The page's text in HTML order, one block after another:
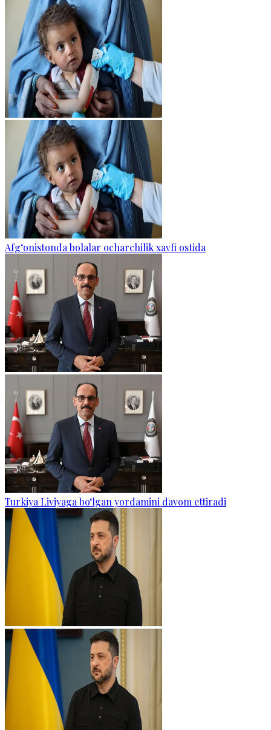
Afg‘onistonda bolalar ocharchilik xavfi ostida
Turkiya Liviyaga bo‘lgan yordamini davom ettiradi